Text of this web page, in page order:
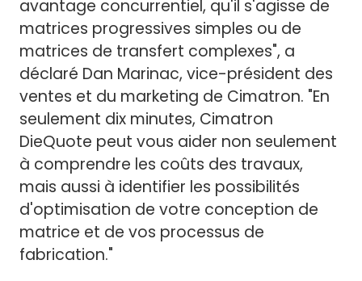
avantage concurrentiel, qu'il s'agisse de
matrices progressives simples ou de
matrices de transfert complexes", a
déclaré Dan Marinac, vice-président des
ventes et du marketing de Cimatron. "En
seulement dix minutes, Cimatron
DieQuote peut vous aider non seulement
à comprendre les coûts des travaux,
mais aussi à identifier les possibilités
d'optimisation de votre conception de
matrice et de vos processus de
fabrication."